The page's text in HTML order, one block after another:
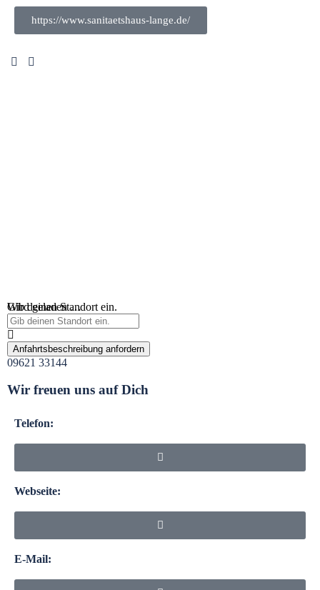
https://www.sanitaetshaus-lange.de/
Wird geladen …
Gib deinen Standort ein.
Anfahrtsbeschreibung anfordern
09621 33144
Wir freuen uns auf Dich
Telefon:
Webseite:
E-Mail: